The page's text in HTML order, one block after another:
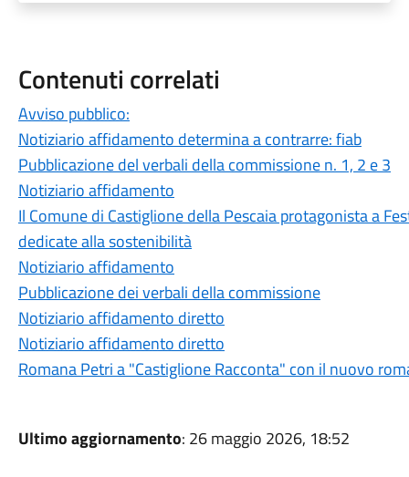
Contenuti correlati
Avviso pubblico:
Notiziario affidamento determina a contrarre: fiab
Pubblicazione del verbali della commissione n. 1, 2 e 3
Notiziario affidamento
Il Comune di Castiglione della Pescaia protagonista a
dedicate alla sostenibilità
Notiziario affidamento
Pubblicazione dei verbali della commissione
Notiziario affidamento diretto
Notiziario affidamento diretto
Romana Petri a "Castiglione Racconta" con il nuovo
Ultimo aggiornamento: 26 maggio 2026, 18:52